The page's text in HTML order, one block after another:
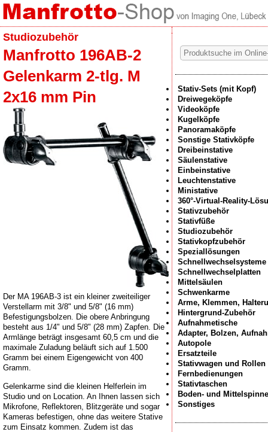
Studiozubehör
Manfrotto 196AB-2
Gelenkarm 2-tlg. M
2x16 mm Pin
Der MA 196AB-3 ist ein kleiner zweiteiliger
Verstellarm mit 3/8" und 5/8" (16 mm)
Befestigungsbolzen. Die obere Anbringung
besteht aus 1/4" und 5/8" (28 mm) Zapfen. Die
Armlänge beträgt insgesamt 60,5 cm und die
maximale Zuladung beläuft sich auf 1.500
Gramm bei einem Eigengewicht von 400
Gramm.
Gelenkarme sind die kleinen Helferlein im
Studio und on Location. An Ihnen lassen sich
Mikrofone, Reflektoren, Blitzgeräte und sogar
Kameras befestigen, ohne das weitere Stative
zum Einsatz kommen. Zudem ist das
Stativ-Sets (mit Kopf)
Dreiwegeköpfe
Videoköpfe
Kugelköpfe
Panoramaköpfe
Sonstige Stativköpfe
Dreibeinstative
Säulenstative
Einbeinstative
Leuchtenstative
Ministative
360°-Virtual-Reality-
Stativzubehör
Stativfüße
Studiozubehör
Stativkopfzubehör
Speziallösungen
Schnellwechselsysteme
Schnellwechselplatten
Mittelsäulen
Schwenkarme
Arme, Klemmen,
Hintergrund-Zubehör
Aufnahmetische
Adapter, Bolzen,
Autopole
Ersatzteile
Stativwagen und Rollen
Fernbedienungen
Stativtaschen
Boden- und
Sonstiges